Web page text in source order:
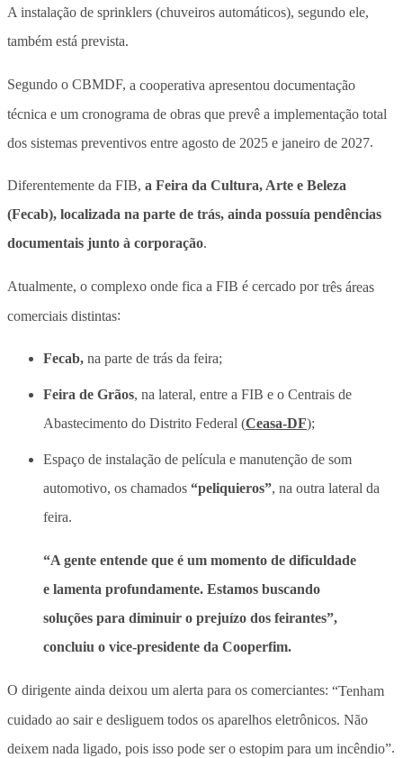
A instalação de sprinklers (chuveiros automáticos), segundo ele,
também está prevista.
Segundo o CBMDF, a cooperativa apresentou documentação
técnica e um cronograma de obras que prevê a implementação total
dos sistemas preventivos entre agosto de 2025 e janeiro de 2027.
Diferentemente da FIB, a Feira da Cultura, Arte e Beleza
(Fecab), localizada na parte de trás, ainda possuía pendências
documentais junto à corporação.
Atualmente, o complexo onde fica a FIB é cercado portrês áreas
comerciais distintas:
Fecab, na parte de trás da feira;
Feira de Grãos, na lateral, entre a FIB e o Centrais de
Abastecimento do Distrito Federal (Ceasa-DF);
Espaço de instalação de película e manutenção de som
automotivo, os chamados “peliquieros”, na outra lateral da
feira.
“A gente entende que é um momento de dificuldade
e lamenta profundamente. Estamos buscando
soluções para diminuir o prejuízo dos feirantes”,
concluiu o vice-presidente da Cooperfim.
O dirigente ainda deixou um alerta para os comerciantes: “Tenham
cuidado ao sair e desliguem todos os aparelhos eletrônicos. Não
deixem nada ligado, pois isso pode ser o estopim para um incêndio”.